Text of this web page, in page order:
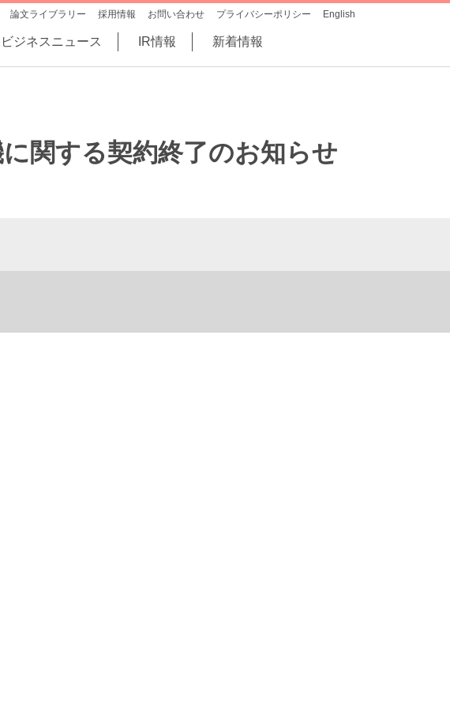
論文ライブラリー 採用情報 お問い合わせ プライバシーポリシー English
ビジネスニュース IR情報 新着情報
関する契約終了のお知らせ